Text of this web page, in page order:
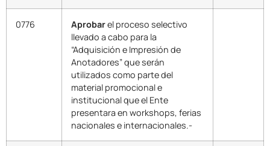
0776 Aprobarel proceso selectivo
llevado a cabo para la
“Adquisición e Impresión de
Anotadores” que serán
utilizados como parte del
material promocional e
institucional que el Ente
presentara en workshops, ferias
nacionales e internacionales.-